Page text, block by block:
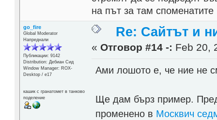
на път за там споменатите
go_fire
Global Moderator
Напреднали
Публикации: 9142
Distribution: Дебиан Сид
Window Manager: ROX-
Desktop / е17
кашик с гранатомет в танково
поделение
Re: Сайтът и
« Отговор #14 -: Feb 20,
Ами лошото е, че ние не
Ще дам бърз пример.
променено в Москвич